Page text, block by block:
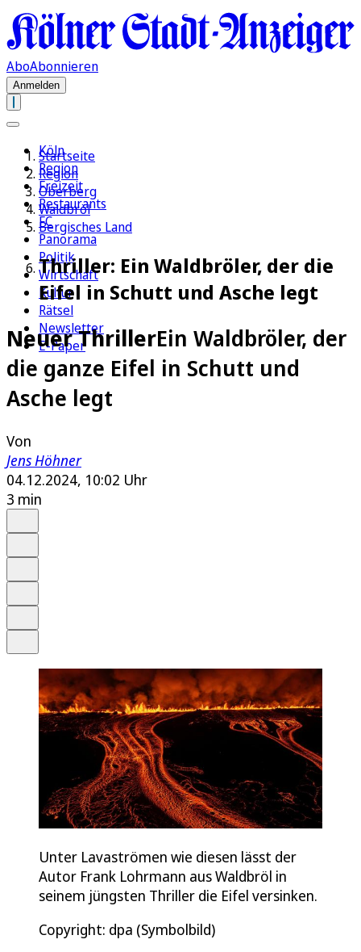
AboAbonnieren
Anmelden
Köln
Region
Freizeit
Restaurants
FC
Panorama
Politik
Wirtschaft
Kultur
Rätsel
Newsletter
E-Paper
Startseite
Region
Oberberg
Waldbröl
Bergisches Land
Thriller: Ein Waldbröler, der die
Eifel in Schutt und Asche legt
Neuer ThrillerEin Waldbröler, der
die ganze Eifel in Schutt und
Asche legt
Von
Jens Höhner
04.12.2024, 10:02 Uhr
3 min
Unter Lavaströmen wie diesen lässt der
Autor Frank Lohrmann aus Waldbröl in
seinem jüngsten Thriller die Eifel versinken.
Copyright: dpa (Symbolbild)